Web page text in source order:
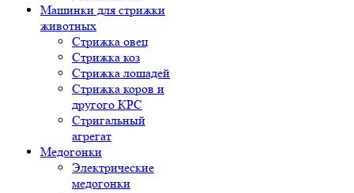
Машинки для стрижки
животных
Стрижка овец
Стрижка коз
Стрижка лошадей
Стрижка коров и
другого КРС
Стригальный
агрегат
Медогонки
Электрические
медогонки